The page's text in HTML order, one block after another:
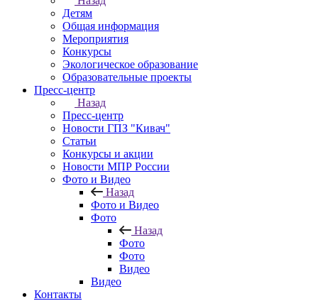
Детям
Общая информация
Мероприятия
Конкурсы
Экологическое образование
Образовательные проекты
Пресс-центр
Назад
Пресс-центр
Новости ГПЗ "Кивач"
Статьи
Конкурсы и акции
Новости МПР России
Фото и Видео
Назад
Фото и Видео
Фото
Назад
Фото
Фото
Видео
Видео
Контакты